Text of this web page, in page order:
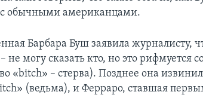
с обычными американцами.
Барбара Буш заявила журналисту,
могу сказать кто, но это рифмуется
«bitch» – стерва). Позднее она
(ведьма), и Ферраро, ставшая